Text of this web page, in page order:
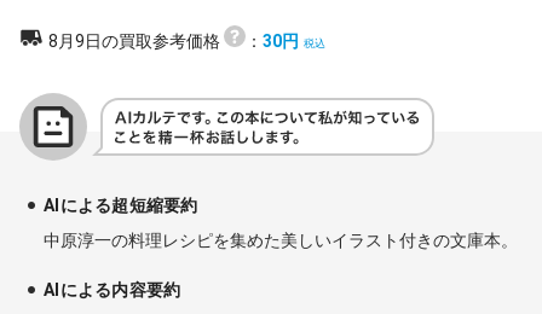
8月9日の買取参考価格 ： 30円
AIによる超短縮要約
中原淳一の料理レシピを集めた美しいイラスト付きの文庫本。
AIによる内容要約